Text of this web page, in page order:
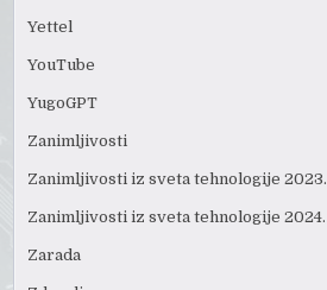
Yettel
YouTube
YugoGPT
Zanimljivosti
Zanimljivosti iz sveta tehnologije 2023.
Zanimljivosti iz sveta tehnologije 2024.
Zarada